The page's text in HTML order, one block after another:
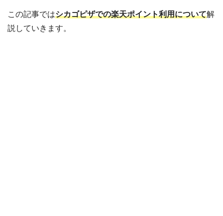
この記事ではシカゴピザでの楽天ポイント利用について解
説していきます。